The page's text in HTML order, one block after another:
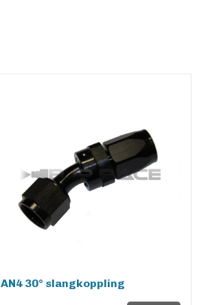
AN4 30° slangkoppling